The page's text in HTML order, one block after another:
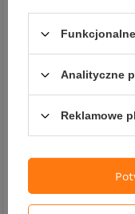
Spodnie Finntrail
324,20 zł
Analityczne
Reklamowe